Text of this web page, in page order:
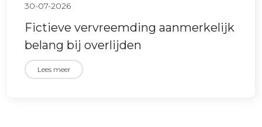
30-07-2026
Fictieve vervreemding aanmerkelijk
belang bij overlijden
Lees meer